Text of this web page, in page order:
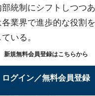
統制にシフトしつつ
業界で進歩的な役割
いる。
新規無料会員登録はこちらから
ログイン／無料会員登録